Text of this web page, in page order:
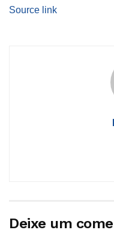
Source link
Deixe um